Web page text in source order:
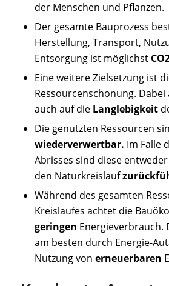
der Menschen und Pflanzen.
Der gesamte Bauprozess
Herstellung, Transport,
Entsorgung ist möglichst
Eine weitere Zielsetzung ist
Ressourcenschonung.
auch auf die Langlebigkeit
Die genutzten Ressourcen
wiederverwertbar. Im Falle
Abrisses sind diese
den Naturkreislauf
Während des gesamten
Kreislaufes achtet die
geringen Energieverbrauch.
am besten durch Energie-
Nutzung von erneuerbaren